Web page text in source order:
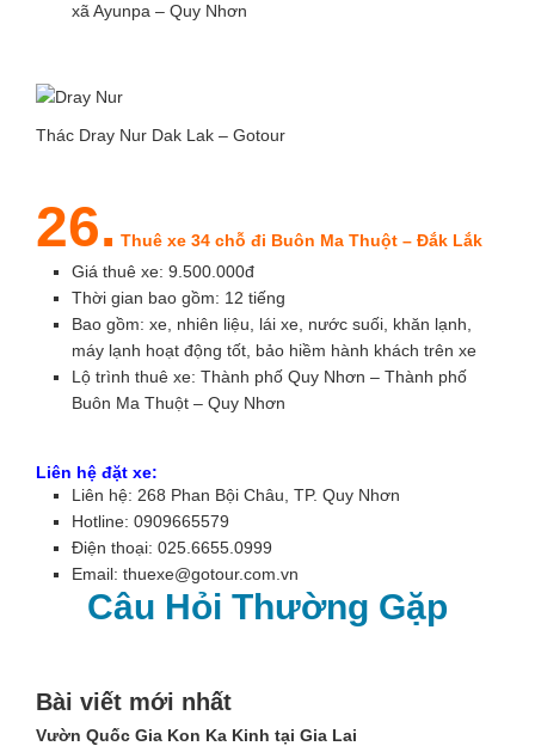
xã Ayunpa – Quy Nhơn
Thác Dray Nur Dak Lak – Gotour
26. Thuê xe 34 chỗ đi Buôn Ma Thuột – Đắk Lắk
Giá thuê xe: 9.500.000đ
Thời gian bao gồm: 12 tiếng
Bao gồm: xe, nhiên liệu, lái xe, nước suối, khăn lạnh,
máy lạnh hoạt động tốt, bảo hiềm hành khách trên xe
Lộ trình thuê xe: Thành phố Quy Nhơn – Thành phố
Buôn Ma Thuột – Quy Nhơn
Liên hệ đặt xe:
Liên hệ: 268 Phan Bội Châu, TP. Quy Nhơn
Hotline: 0909665579
Điện thoại: 025.6655.0999
Email: thuexe@gotour.com.vn
Câu Hỏi Thường Gặp
Bài viết mới nhất
Vườn Quốc Gia Kon Ka Kinh tại Gia Lai